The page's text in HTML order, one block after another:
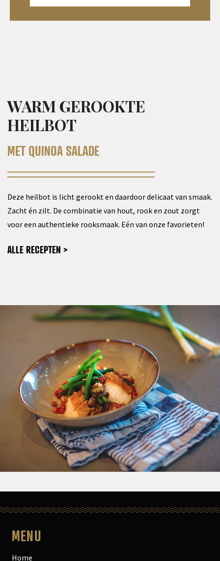
WARM GEROOKTE
HEILBOT
MET QUINOA SALADE
Deze heilbot is licht gerookt en daardoor delicaat van smaak.
Zacht én zilt. De combinatie van hout, rook en zout zorgt
voor een authentieke rooksmaak. Eén van onze favorieten!
ALLE RECEPTEN >
MENU
Home